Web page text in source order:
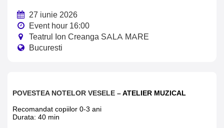
POVESTEA NOTELOR VESELE –ATELIER MUZICAL
Recomandat copiilor 0-3 ani
Durata: 40 min
27 iunie 2026
Event hour 16:00
Teatrul Ion Creanga SALA MARE
Bucuresti